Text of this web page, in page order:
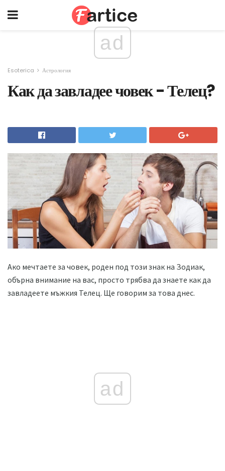
ad
Esoterica Астрология
Как да завладее човек - Телец?
Ако мечтаете за човек, роден под този знак на Зодиак,
обърна внимание на вас, просто трябва да знаете как да
завладеете мъжкия Телец. Ще говорим за това днес.
ad